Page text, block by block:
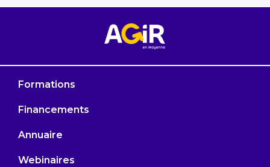
Formations
Financements
Annuaire
Webinaires